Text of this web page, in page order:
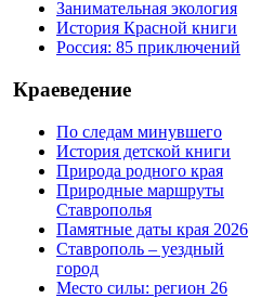
Занимательная экология
История Красной книги
Россия: 85 приключений
Краеведение
По следам минувшего
История детской книги
Природа родного края
Природные маршруты
Ставрополья
Памятные даты края 2026
Ставрополь – уездный
город
Место силы: регион 26